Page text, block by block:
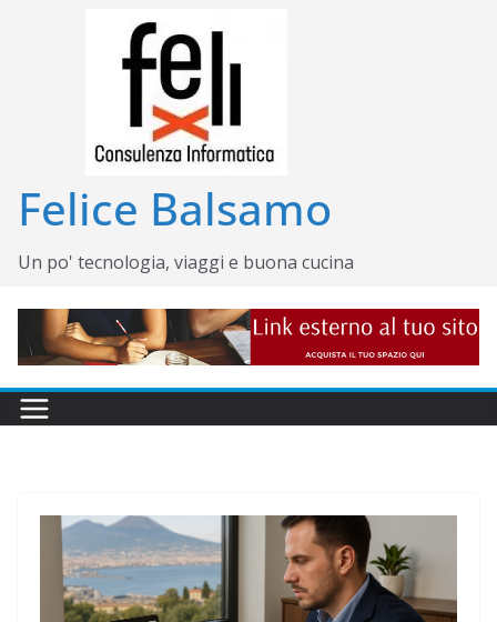
Felice Balsamo
Un po' tecnologia, viaggi e buona cucina